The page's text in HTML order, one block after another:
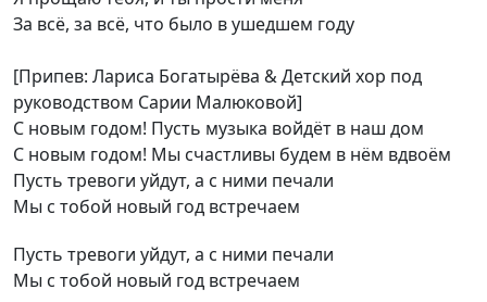
За всё, за всё, что было в ушедшем году
[Припев: Лариса Богатырёва & Детский хор под
руководством Сарии Малюковой]
С новым годом! Пусть музыка войдёт в наш дом
С новым годом! Мы счастливы будем в нём вдвоём
Пусть тревоги уйдут, а с ними печали
Мы с тобой новый год встречаем
Пусть тревоги уйдут, а с ними печали
Мы с тобой новый год встречаем